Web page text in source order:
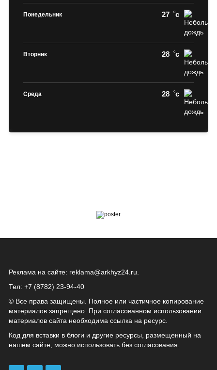
Понедельник 27 c
Вторник 28 c
Среда 28 c
Реклама на сайте: reklama@arkhyz24.ru
Тел: +7 (8782) 23‑94‑40
© Все права защищены. Полное или частичное копирование
материалов запрещено. При согласованном использовании
материалов сайта необходима ссылка на ресурс.
Код для вставки в блоги и другие ресурсы, размещенный на
нашем сайте, можно использовать без согласования.